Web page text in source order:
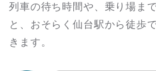
列車の待ち時間や、乗り場ま
と、おそらく仙台駅から徒歩
きます。